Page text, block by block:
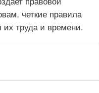
четкие правила
их труда и времени.